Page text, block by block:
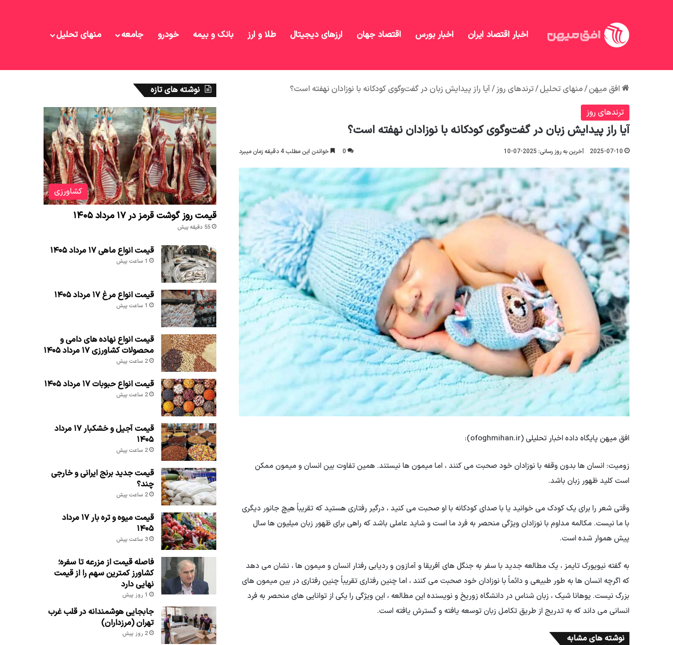
اخبار اقتصاد ایران اخبار بورس اقتصاد جهان ارزهای دیجیتال طلا و ارز بانک و بیمه خودرو جامعه منهای تحلیل
افق میهن/منهای تحلیل/ترندهای روز/آیا راز پیدایش زبان در گفت‌وگوی کودکانه با نوزادان نهفته است؟
ترندهای روز
آیا راز پیدایش زبان در گفت‌وگوی کودکانه با نوزادان نهفته است؟
2025-07-10 آخرین به روز رسانی: 2025-07-10 0 خواندن این مطلب 4 دقیقه زمان میبرد
افق میهن پایگاه داده اخبار تحلیلی (ofoghmihan.ir):
زومیت: انسان ها بدون وقفه با نوزادان خود صحبت می کنند ، اما میمون ها نیستند. همین تفاوت بین انسان و میمون ممکن
است کلید ظهور زبان باشد.
وقتی شعر را برای یک کودک می خوانید یا با صدای کودکانه با او صحبت می کنید ، درگیر رفتاری هستید که تقریباً هیچ جانور دیگری
با ما نیست. مکالمه مداوم با نوزادان ویژگی منحصر به فرد ما است و شاید عاملی باشد که راهی برای ظهور زبان میلیون ها سال
پیش هموار شده است.
به گفته نیویورک تایمز ، یک مطالعه جدید با سفر به جنگل های آفریقا و آمازون و ردیابی رفتار انسان و میمون ها ، نشان می دهد
که اگرچه انسان ها به طور طبیعی و دائماً با نوزادان خود صحبت می کنند ، اما چنین رفتاری تقریباً چنین رفتاری در بین میمون های
بزرگ نیست. یوهانا شیک ، زبان شناس در دانشگاه زوریخ و نویسنده این مطالعه ، این ویژگی را یکی از توانایی های منحصر به فرد
انسانی می داند که به تدریج از طریق تکامل زبان توسعه یافته و گسترش یافته است.
نوشته های مشابه
نوشته های تازه
کشاورزی
قیمت روز گوشت قرمز در ۱۷ مرداد ۱۴۰۵
55 دقیقه پیش
قیمت انواع ماهی ۱۷ مرداد ۱۴۰۵
1 ساعت پیش
قیمت انواع مرغ ۱۷ مرداد ۱۴۰۵
1 ساعت پیش
قیمت انواع نهاده های دامی و
محصولات کشاورزی ۱۷ مرداد ۱۴۰۵
2 ساعت پیش
قیمت انواع حبوبات ۱۷ مرداد ۱۴۰۵
2 ساعت پیش
قیمت آجیل و خشکبار ۱۷ مرداد
۱۴۰۵
2 ساعت پیش
قیمت جدید برنج ایرانی و خارجی
چند؟
2 ساعت پیش
قیمت میوه و تره بار ۱۷ مرداد
۱۴۰۵
3 ساعت پیش
فاصله قیمت از مزرعه تا سفره؛
کشاورز کمترین سهم را از قیمت
نهایی دارد
1 روز پیش
جابجایی هوشمندانه در قلب غرب
تهران (مرزداران)
2 روز پیش